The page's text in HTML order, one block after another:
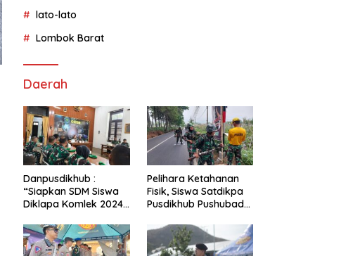
lato-lato
Lombok Barat
Daerah
Danpusdikhub :
“Siapkan SDM Siswa
Diklapa Komlek 2024
Pelihara Ketahanan
Fisik, Siswa Satdikpa
Pusdikhub Pushubad